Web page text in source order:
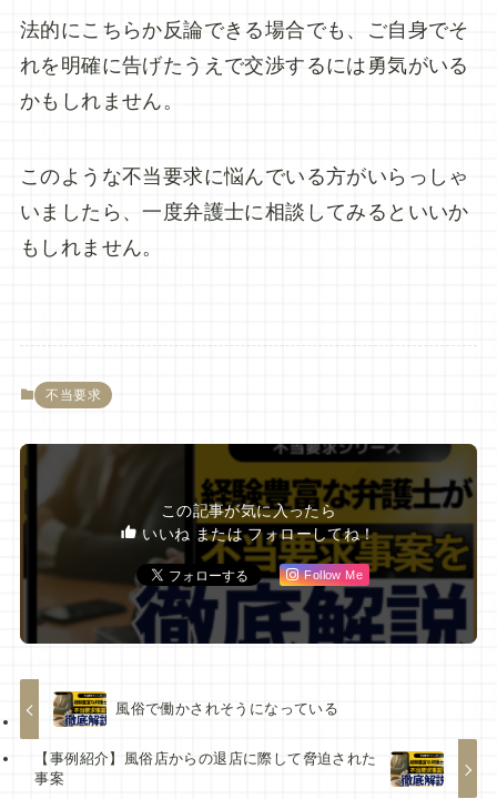
法的にこちらか反論できる場合でも、ご自身でそ
れを明確に告げたうえで交渉するには勇気がいる
かもしれません。
このような不当要求に悩んでいる方がいらっしゃ
いましたら、一度弁護士に相談してみるといいか
もしれません。
不当要求
この記事が気に入ったら
いいね または フォローしてね！
Follow Me
風俗で働かされそうになっている
【事例紹介】風俗店からの退店に際して脅迫された
事案